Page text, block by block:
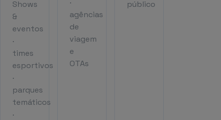
Shows
&
eventos
·
times
esportivos
·
parques
temáticos
·
·
agências
de
viagem
e
OTAs
público